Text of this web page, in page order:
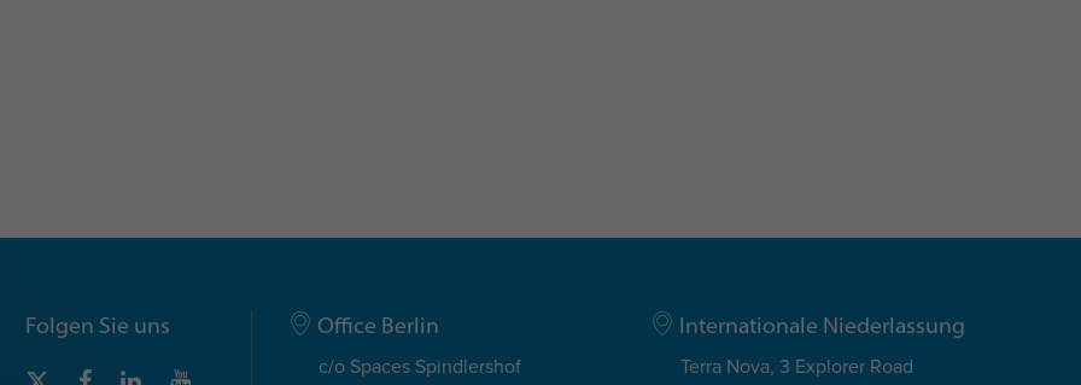
Folgen Sie uns
Office Berlin
c/o Spaces Spindlershof
Internationale Niederlassung
Terra Nova, 3 Explorer Road